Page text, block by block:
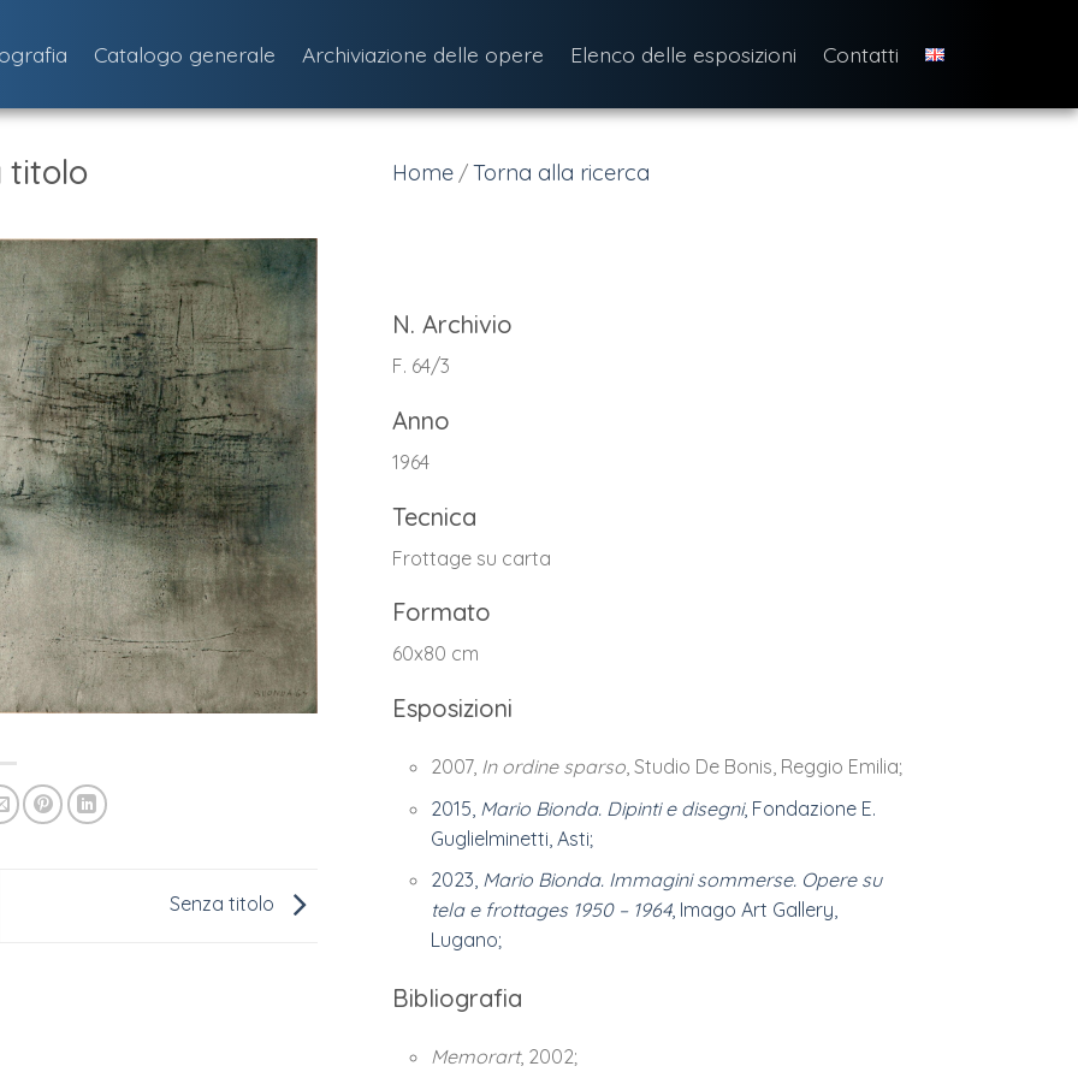
Catalogo generale Archiviazione delle opere Elenco delle esposizioni Contatti
titolo
Senza titolo
Home / Torna alla ricerca
N. Archivio
F. 64/3
Anno
1964
Tecnica
Frottage su carta
Formato
60x80 cm
Esposizioni
2007, In ordine sparso, Studio De Bonis, Reggio Emilia;
2015, Mario Bionda. Dipinti e disegni, Fondazione E.
Guglielminetti, Asti;
2023, Mario Bionda. Immagini sommerse. Opere su
tela e frottages 1950 – 1964, Imago Art Gallery,
Lugano;
Bibliografia
Memorart, 2002;